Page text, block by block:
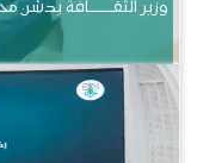
وزير الثقــــــــــافة